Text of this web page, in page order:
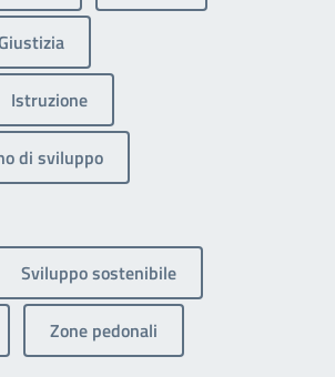
Istruzione
di sviluppo
Sviluppo sostenibile
Zone pedonali